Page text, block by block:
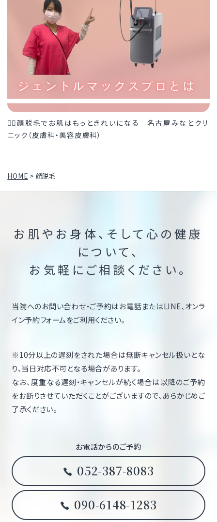
💆‍♀️顔脱毛でお肌はもっときれいになる 名古屋みなとクリ
ニック（皮膚科・美容皮膚科）
HOME > 顔脱毛
お肌やお身体、そして心の健康
について、
お気軽にご相談ください。
当院へのお問い合わせ・ご予約はお電話またはLINE、オンラ
イン予約フォームをご利用ください。
※10分以上の遅刻をされた場合は無断キャンセル扱いとな
り、当日対応不可となる場合があります。
なお、度重なる遅刻・キャンセルが続く場合は以降のご予約
をお断りさせていただくことがございますので、あらかじめご
了承ください。
お電話からのご予約
052-387-8083
090-6148-1283